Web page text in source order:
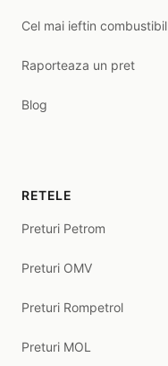
Cel mai ieftin combustibil
Raporteaza un pret
Blog
RETELE
Preturi Petrom
Preturi OMV
Preturi Rompetrol
Preturi MOL